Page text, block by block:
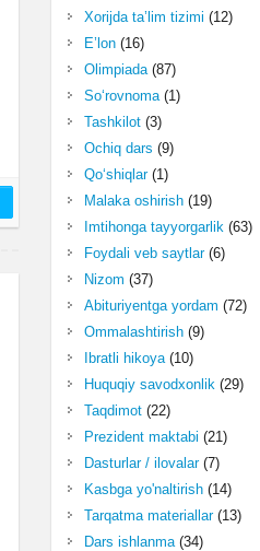
Xorijda ta’lim tizimi (12)
E’lon(16)
Olimpiada(87)
So‘rovnoma(1)
Tashkilot(3)
Ochiq dars (9)
Qo‘shiqlar(1)
Malaka oshirish(19)
Imtihonga tayyorgarlik(63)
Foydali veb saytlar(6)
Nizom (37)
Abituriyentga yordam (72)
Ommalashtirish(9)
Ibratli hikoya(10)
Huquqiy savodxonlik(29)
Taqdimot(22)
Prezident maktabi (21)
Dasturlar / ilovalar(7)
Kasbga yo'naltirish(14)
Tarqatma materiallar(13)
Dars ishlanma(34)